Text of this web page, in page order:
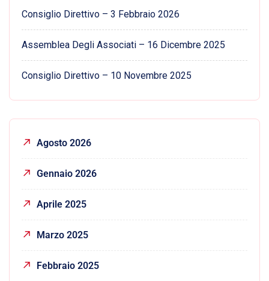
Consiglio Direttivo – 3 Febbraio 2026
Assemblea Degli Associati – 16 Dicembre 2025
Consiglio Direttivo – 10 Novembre 2025
Agosto 2026
Gennaio 2026
Aprile 2025
Marzo 2025
Febbraio 2025